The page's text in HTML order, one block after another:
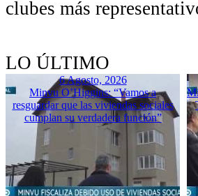
clubes más
LO ÚLTIMO
6 Agosto, 2026
Minvu O’Higgins: “Vamos a
resguardar que las viviendas sociales
cumplan su verdadera función”